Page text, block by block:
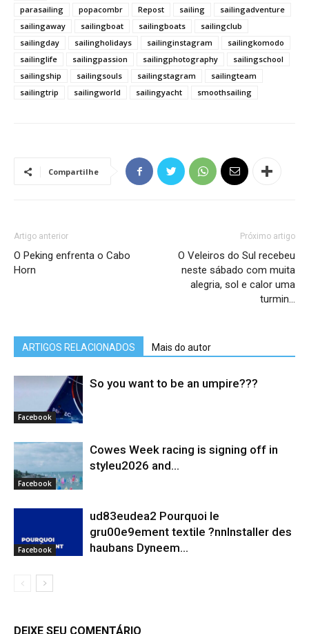
parasailing
popacombr Repost sailing
sailingadventure
sailingaway
sailingboat sailingboats
sailingclub
sailingday
sailingholidays sailinginstagram
sailingkomodo
sailinglife
sailingpassion sailingphotography
sailingschool
sailingship
sailingsouls sailingstagram
sailingteam
sailingtrip
sailingworld sailingyacht smoothsailing
Compartilhe
Artigo anterior
O Peking enfrenta o Cabo
Horn
Próximo artigo
O Veleiros do Sul recebeu
neste sábado com muita
alegria, sol e calor uma
turmin…
ARTIGOS RELACIONADOS Mais do autor
Facebook
So you want to be an umpire???
Facebook
Cowes Week racing is signing off in
styleu2026 and...
Facebook
ud83eudea2 Pourquoi le
gru00e9ement textile ?nnInstaller des
haubans Dyneem…
DEIXE SEU COMENTÁRIO